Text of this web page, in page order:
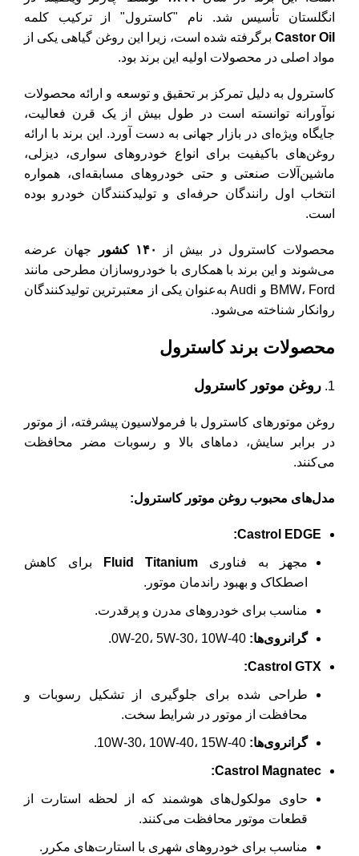
انگلستان تأسیس شد. نام "کاسترول" از ترکیب کلمه
Castor Oil برگرفته شده است، زیرا این روغن گیاهی یکی از
مواد اصلی در محصولات اولیه این برند بود.
کاسترول به دلیل تمرکز بر تحقیق و توسعه و ارائه محصولات
نوآورانه توانسته است در طول بیش از یک قرن فعالیت،
جایگاه ویژه‌ای در بازار جهانی به دست آورد. این برند با ارائه
روغن‌های باکیفیت برای انواع خودروهای سواری، دیزلی،
ماشین‌آلات صنعتی و حتی خودروهای مسابقه‌ای، همواره
انتخاب اول رانندگان حرفه‌ای و تولیدکنندگان خودرو بوده
است.
محصولات کاسترول در بیش از ۱۴۰ کشور
جهان عرضه
می‌شوند و این برند با همکاری با خودروسازان مطرحی مانند
BMW، Ford و Audi به‌عنوان یکی از معتبرترین تولیدکنندگان
روانکار شناخته می‌شود.
محصولات برند کاسترول
روغن موتور کاسترول
روغن موتورهای کاسترول با فرمولاسیون پیشرفته، از موتور
در برابر سایش، دماهای بالا و رسوبات مضر محافظت
می‌کنند.
مدل‌های محبوب روغن موتور کاسترول:
Castrol EDGE:
مجهز به فناوری Fluid Titanium
برای کاهش
اصطکاک و بهبود راندمان موتور.
مناسب برای خودروهای مدرن و پرقدرت.
گرانروی‌ها:
Castrol GTX:
طراحی شده برای جلوگیری از تشکیل رسوبات و
محافظت از موتور در شرایط سخت.
گرانروی‌ها:
Castrol Magnatec:
حاوی مولکول‌های هوشمند که از لحظه استارت از
قطعات موتور محافظت می‌کنند.
مناسب برای خودروهای شهری با استارت‌های مکرر.